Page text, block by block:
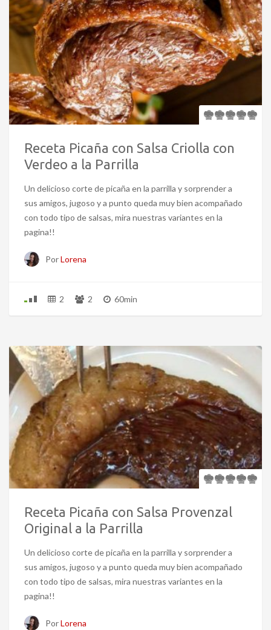
Receta Picaña con Salsa Criolla con
Verdeo a la Parrilla
Un delicioso corte de picaña en la parrilla y sorprender a
sus amigos, jugoso y a punto queda muy bien acompañado
con todo tipo de salsas, mira nuestras variantes en la
pagina!!
PorLorena
2 2 60min
Receta Picaña con Salsa Provenzal
Original a la Parrilla
Un delicioso corte de picaña en la parrilla y sorprender a
sus amigos, jugoso y a punto queda muy bien acompañado
con todo tipo de salsas, mira nuestras variantes en la
pagina!!
PorLorena